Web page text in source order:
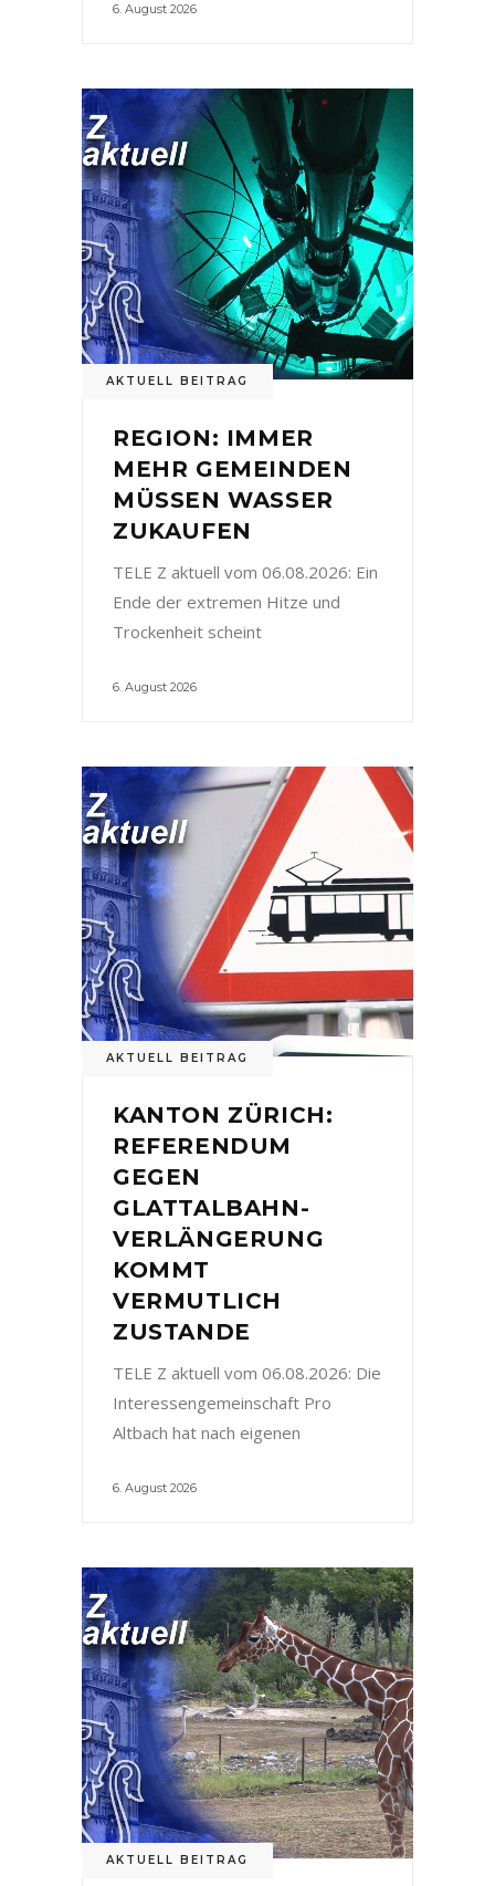
6. August 2026
AKTUELL BEITRAG
REGION: IMMER
MEHR GEMEINDEN
MÜSSEN WASSER
ZUKAUFEN
TELE Z aktuell vom 06.08.2026: Ein
Ende der extremen Hitze und
Trockenheit scheint
6. August 2026
AKTUELL BEITRAG
KANTON ZÜRICH:
REFERENDUM
GEGEN
GLATTALBAHN-
VERLÄNGERUNG
KOMMT
VERMUTLICH
ZUSTANDE
TELE Z aktuell vom 06.08.2026: Die
Interessengemeinschaft Pro
Altbach hat nach eigenen
6. August 2026
AKTUELL BEITRAG